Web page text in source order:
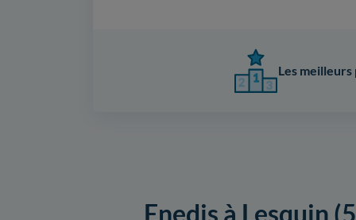
Les meilleurs
Enedis à Lesquin